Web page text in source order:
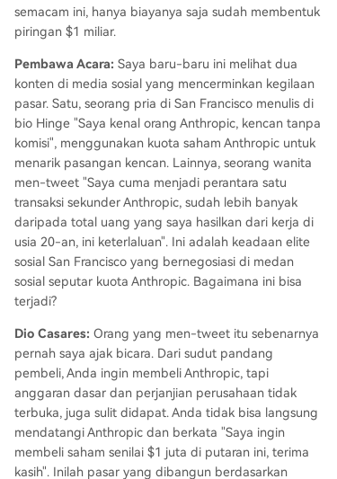
semacam ini, hanya biayanya saja sudah membentuk
piringan $1 miliar.
Pembawa Acara: Saya baru-baru ini melihat dua
konten di media sosial yang mencerminkan kegilaan
pasar. Satu, seorang pria di San Francisco menulis di
bio Hinge "Saya kenal orang Anthropic, kencan tanpa
komisi", menggunakan kuota saham Anthropic untuk
menarik pasangan kencan. Lainnya, seorang wanita
men-tweet "Saya cuma menjadi perantara satu
transaksi sekunder Anthropic, sudah lebih banyak
daripada total uang yang saya hasilkan dari kerja di
usia 20-an, ini keterlaluan". Ini adalah keadaan elite
sosial San Francisco yang bernegosiasi di medan
sosial seputar kuota Anthropic. Bagaimana ini bisa
terjadi?
Dio Casares: Orang yang men-tweet itu sebenarnya
pernah saya ajak bicara. Dari sudut pandang
pembeli, Anda ingin membeli Anthropic, tapi
anggaran dasar dan perjanjian perusahaan tidak
terbuka, juga sulit didapat. Anda tidak bisa langsung
mendatangi Anthropic dan berkata "Saya ingin
membeli saham senilai $1 juta di putaran ini, terima
kasih". Inilah pasar yang dibangun berdasarkan